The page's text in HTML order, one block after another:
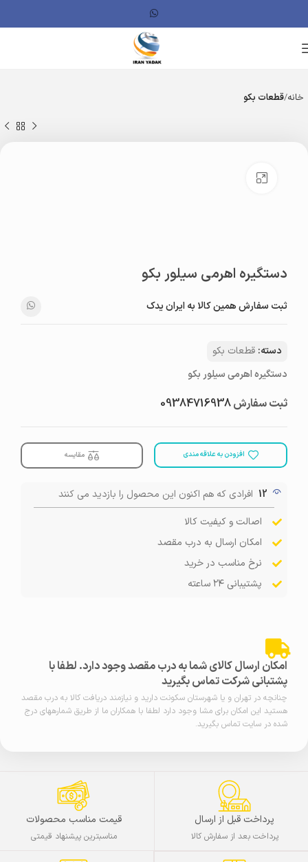
خانه قطعات بکو
دستگیره اهرمی سیلور بکو
ثبت سفارش همین کالا به ایران یدک
دسته: قطعات بکو
دستگیره اهرمی سیلور بکو
ثبت سفارش09384716938
افزودن به علاقه مندی مقایسه
12 افرادی که هم اکنون این محصول را بازدید می کنند
اصالت و کیفیت کالا
امکان ارسال به درب مقصد
نرخ مناسب در خرید
پشتیبانی ۲۴ ساعته
امکان ارسال کالای شما به درب مقصد وجود دارد. لطفا با
پشتبانی شرکت تماس بگیرید
چنانچه در تهران و یا شهرستان سکونت دارید و نیازمند دریافت کالا به درب مقصد
هستید این امکان برای مشا وجود دارد لطفا با همکاران ما از طریق شمارههای درج
شده در سایت تماس بگیرید.
پرداخت قبل از ارسال
پرداخت بعد از سفارش کالا
قیمت مناسب محصولات
مناسبترین پیشنهاد قیمتی